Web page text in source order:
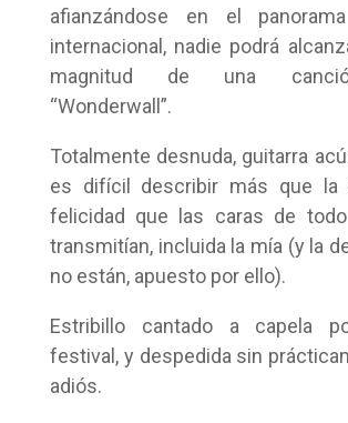
afianzándose en el
internacional, nadie podrá
magnitud de una
“Wonderwall”.
Totalmente desnuda, guitarra
es difícil describir más que la
felicidad que las caras de
transmitían, incluida la mía (y la
no están, apuesto por ello).
Estribillo cantado a capela
festival, y despedida sin
adiós.